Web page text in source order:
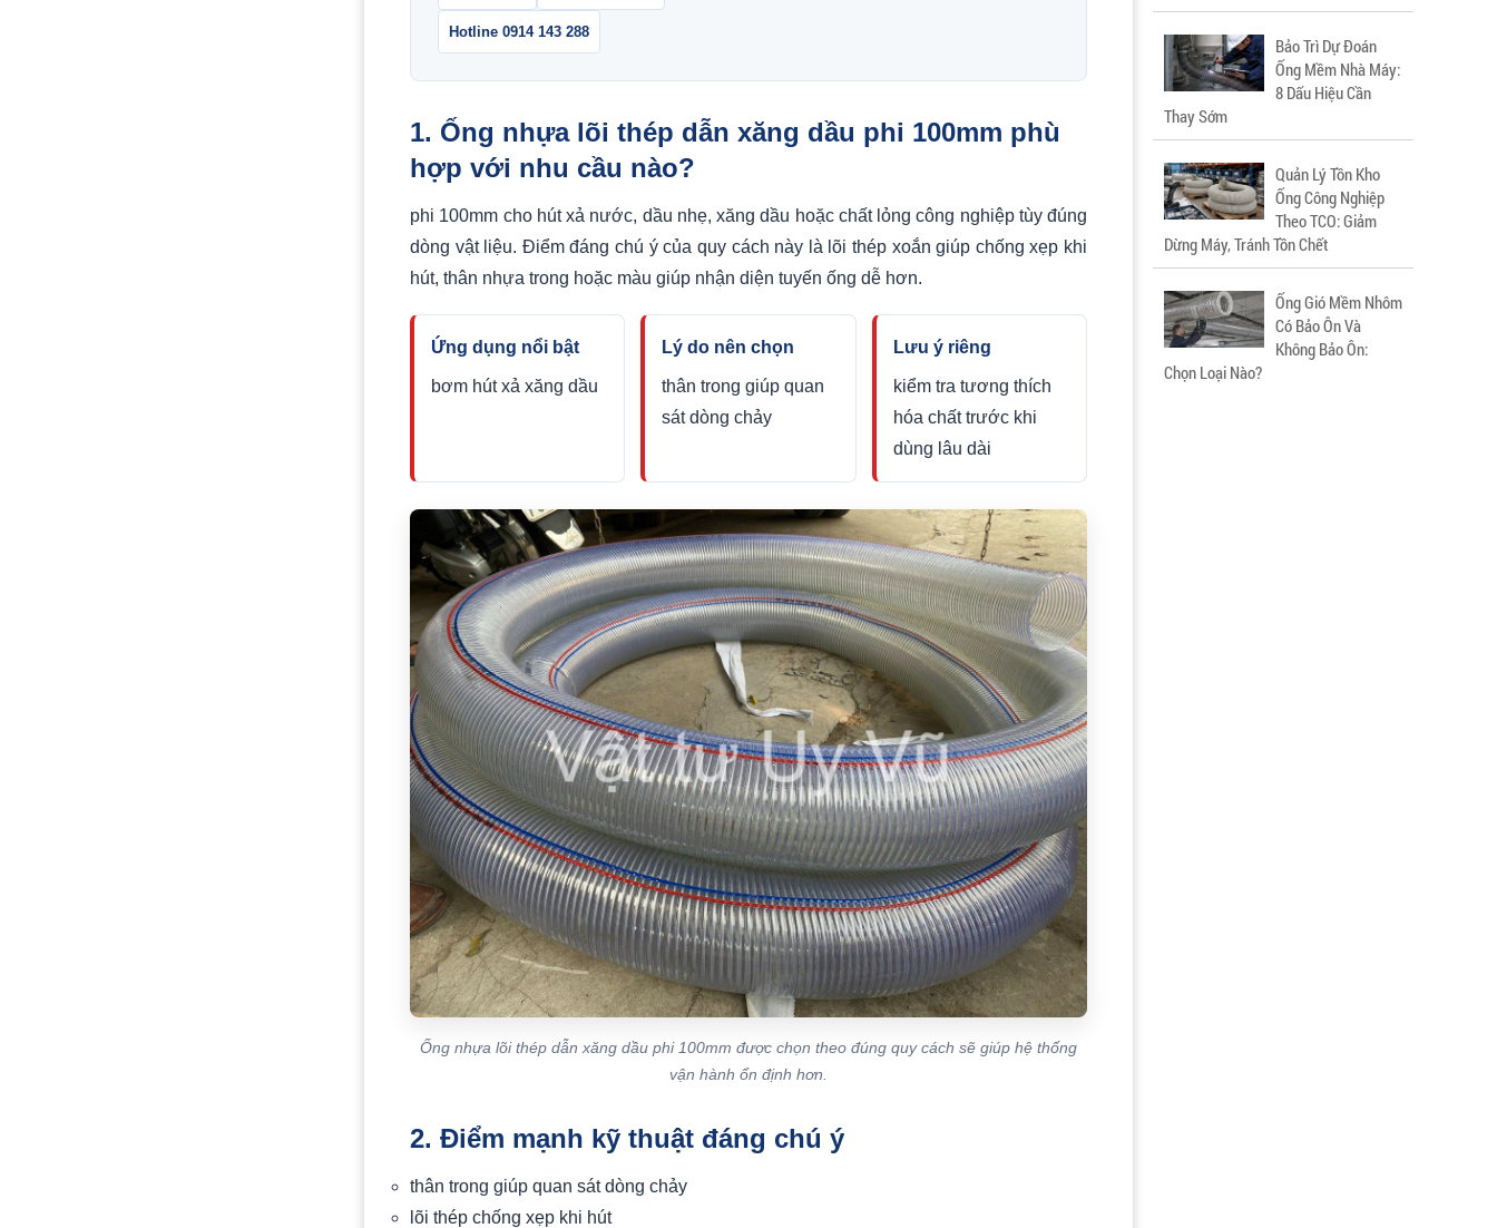
Hotline 0914 143 288
1. Ống nhựa lõi thép dẫn xăng dầu phi 100mm phù
hợp với nhu cầu nào?
phi 100mm cho hút xả nước, dầu nhẹ, xăng dầu hoặc chất lỏng công nghiệp tùy đúng
dòng vật liệu. Điểm đáng chú ý của quy cách này là lõi thép xoắn giúp chống xẹp khi
hút, thân nhựa trong hoặc màu giúp nhận diện tuyến ống dễ hơn.
Ứng dụng nổi bật
bơm hút xả xăng dầu
Lý do nên chọn
thân trong giúp quan
sát dòng chảy
Lưu ý riêng
kiểm tra tương thích
hóa chất trước khi
dùng lâu dài
Ống nhựa lõi thép dẫn xăng dầu phi 100mm được chọn theo đúng quy cách sẽ giúp hệ thống
vận hành ổn định hơn.
2. Điểm mạnh kỹ thuật đáng chú ý
thân trong giúp quan sát dòng chảy
lõi thép chống xẹp khi hút
Bảo Trì Dự Đoán
Ống Mềm Nhà Máy:
8 Dấu Hiệu Cần
Thay Sớm
Quản Lý Tồn Kho
Ống Công Nghiệp
Theo TCO: Giảm
Dừng Máy, Tránh Tồn Chết
Ống Gió Mềm Nhôm
Có Bảo Ôn Và
Không Bảo Ôn:
Chọn Loại Nào?